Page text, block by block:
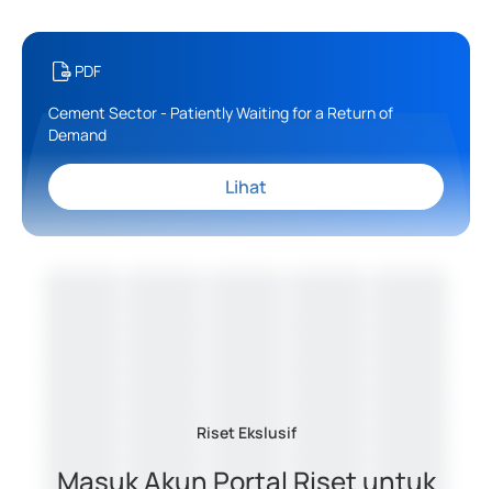
PDF
Cement Sector - Patiently Waiting for a Return of
Demand
Lihat
Riset Ekslusif
Masuk Akun Portal Riset untuk